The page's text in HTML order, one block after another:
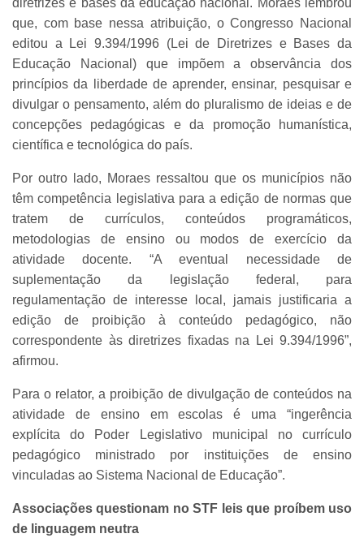
diretrizes e bases da educação nacional. Moraes lembrou
que, com base nessa atribuição, o Congresso Nacional
editou a Lei 9.394/1996 (Lei de Diretrizes e Bases da
Educação Nacional) que impõem a observância dos
princípios da liberdade de aprender, ensinar, pesquisar e
divulgar o pensamento, além do pluralismo de ideias e de
concepções pedagógicas e da promoção humanística,
científica e tecnológica do país.
Por outro lado, Moraes ressaltou que os municípios não
têm competência legislativa para a edição de normas que
tratem de currículos, conteúdos programáticos,
metodologias de ensino ou modos de exercício da
atividade docente. “A eventual necessidade de
suplementação da legislação federal, para
regulamentação de interesse local, jamais justificaria a
edição de proibição à conteúdo pedagógico, não
correspondente às diretrizes fixadas na Lei 9.394/1996”,
afirmou.
Para o relator, a proibição de divulgação de conteúdos na
atividade de ensino em escolas é uma “ingerência
explícita do Poder Legislativo municipal no currículo
pedagógico ministrado por instituições de ensino
vinculadas ao Sistema Nacional de Educação”.
Associações questionam no STF leis que proíbem uso
de linguagem neutra